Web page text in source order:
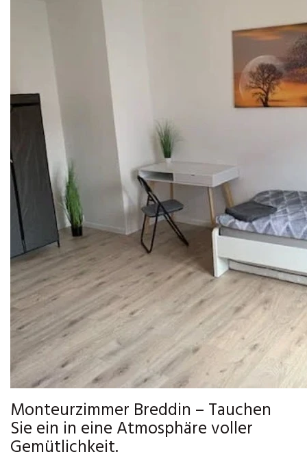
Monteurzimmer Breddin – Tauchen
Sie ein in eine Atmosphäre voller
Gemütlichkeit.